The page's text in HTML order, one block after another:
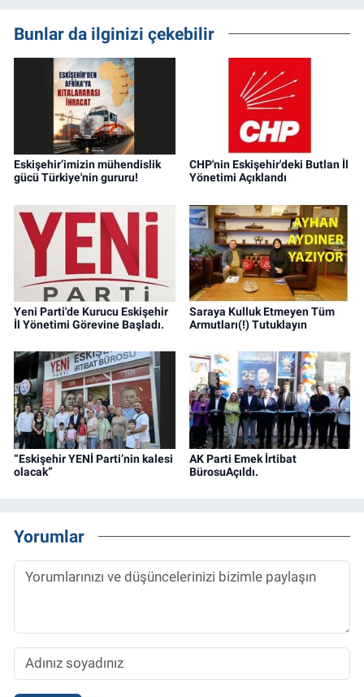
Bunlar da ilginizi çekebilir
Eskişehir’imizin mühendislik
gücü Türkiye'nin gururu!
CHP'nin Eskişehir'deki Butlan İl
Yönetimi Açıklandı
Yeni Parti'de Kurucu Eskişehir
İl Yönetimi Görevine Başladı.
Saraya Kulluk Etmeyen Tüm
Armutları(!) Tutuklayın
“Eskişehir YENİ Parti’nin kalesi
olacak”
AK Parti Emek İrtibat
BürosuAçıldı.
Yorumlar